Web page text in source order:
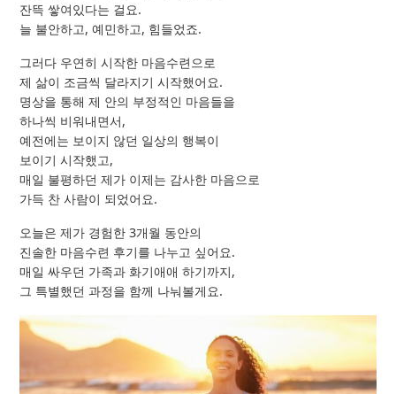
잔뜩 쌓여있다는 걸요.
늘 불안하고, 예민하고, 힘들었죠.
그러다 우연히 시작한 마음수련으로
제 삶이 조금씩 달라지기 시작했어요.
명상을 통해 제 안의 부정적인 마음들을
하나씩 비워내면서,
예전에는 보이지 않던 일상의 행복이
보이기 시작했고,
매일 불평하던 제가 이제는 감사한 마음으로
가득 찬 사람이 되었어요.
오늘은 제가 경험한 3개월 동안의
진솔한 마음수련 후기를 나누고 싶어요.
매일 싸우던 가족과 화기애애 하기까지,
그 특별했던 과정을 함께 나눠볼게요.